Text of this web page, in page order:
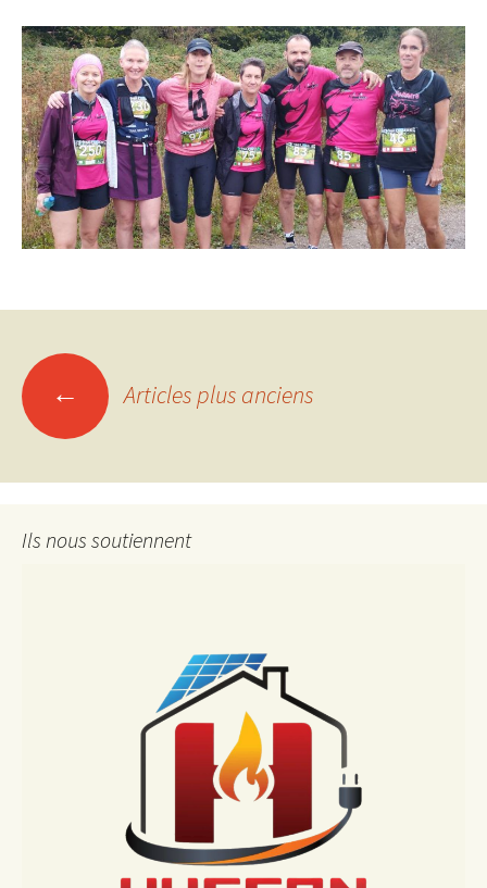
Navigation
des
articles
← Articles plus anciens
Ils nous soutiennent